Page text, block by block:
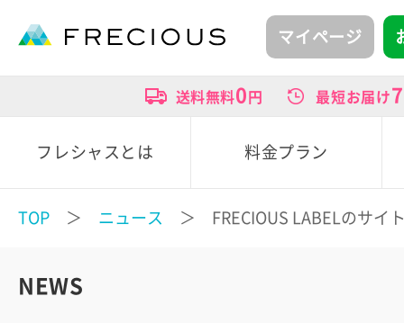
マイページ
送料無料0 円 最短お届け7
フレシャスとは 料金プラン
TOP ＞ ニュース ＞ FRECIOUS LABELのサイ
NEWS